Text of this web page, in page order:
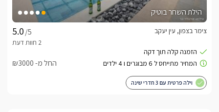
הילת השחר בוטיק
/5
צימר בצפון, עין יעקב
החל מ- ₪3000
וילה פרטית עם 3 חדרי שינה